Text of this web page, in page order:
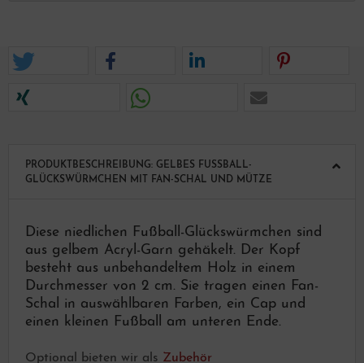
PRODUKTBESCHREIBUNG: GELBES FUSSBALL-G
LÜCKSWÜRMCHEN MIT FAN-SCHAL UND MÜTZE
Diese niedlichen Fußball-Glückswürmchen sind
aus gelbem Acryl-Garn gehäkelt. Der Kopf
besteht aus unbehandeltem Holz in einem
Durchmesser von 2 cm. Sie tragen einen Fan-
Schal in auswählbaren Farben, ein Cap und
einen kleinen Fußball am unteren Ende.
Optional bieten wir als Zubehör